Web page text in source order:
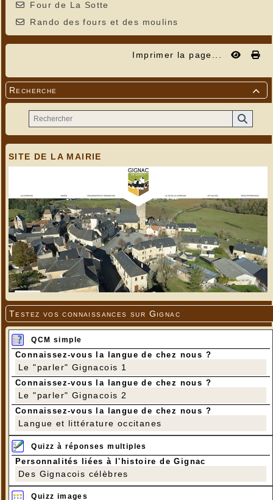
Four de La Sotte
Rando des fours et des moulins
Imprimer la page...

Recherche
SITE DE LA MAIRIE
Testez vos connaissances sur Gignac
QCM simple
Connaissez-vous la langue de chez nous ?
Le "parler" Gignacois 1
Connaissez-vous la langue de chez nous ?
Le "parler" Gignacois 2
Connaissez-vous la langue de chez nous ?
Langue et littérature occitanes
Quizz à réponses multiples
Personnalités liées à l'histoire de Gignac
Des Gignacois célèbres
Quizz images